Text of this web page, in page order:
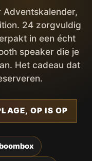
Adventskalender,
24 zorgvuldig
in een écht
speaker die je
Het cadeau dat
OP IS OP